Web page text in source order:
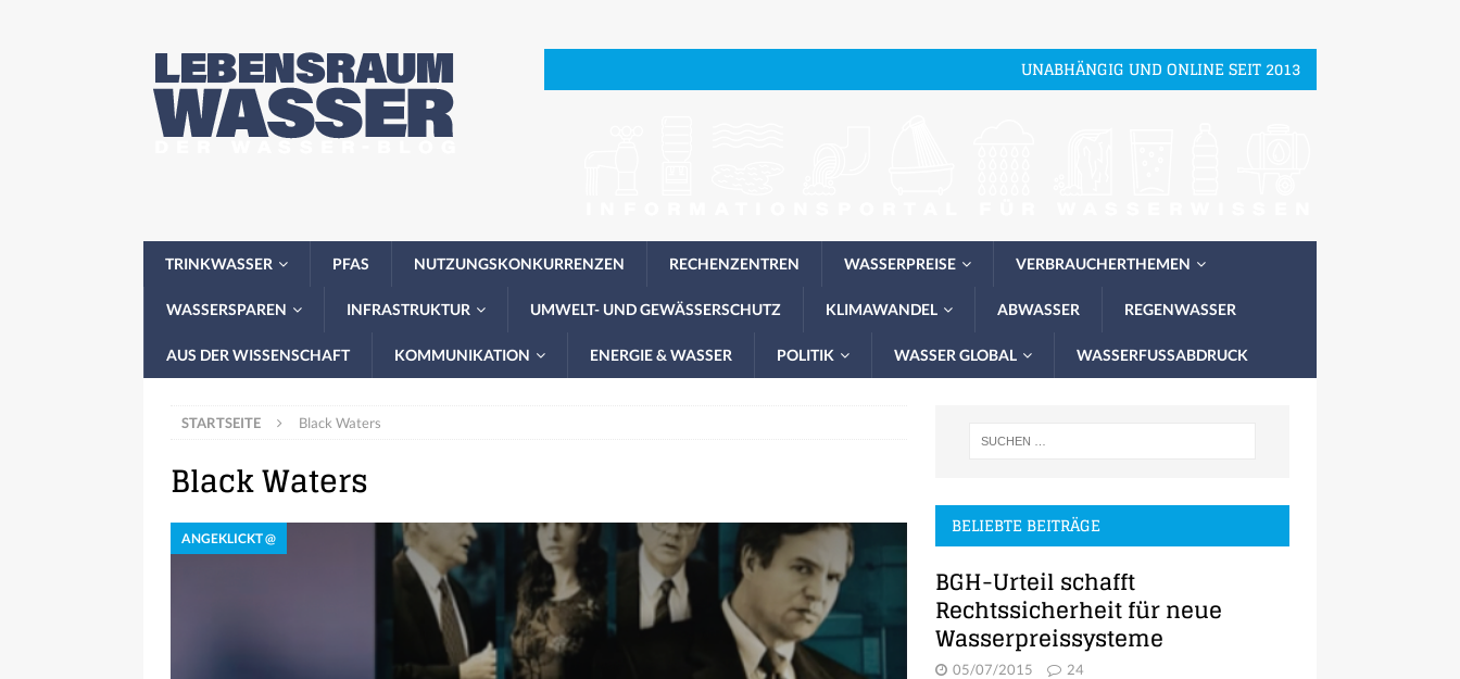
UNABHÄNGIG UND ONLINE SEIT 2013
TRINKWASSER PFAS NUTZUNGSKONKURRENZEN RECHENZENTREN WASSERPREISE VERBRAUCHERTHEMEN
WASSERSPAREN INFRASTRUKTUR UMWELT- UND GEWÄSSERSCHUTZ KLIMAWANDEL ABWASSER REGENWASSER
AUS DER WISSENSCHAFT KOMMUNIKATION ENERGIE & WASSER POLITIK WASSER GLOBAL WASSERFUSSABDRUCK
STARTSEITE Black Waters
Black Waters
ANGEKLICKT @ BELIEBTE BEITRÄGE
BGH-Urteil schafft
Rechtssicherheit für neue
Wasserpreissysteme
05/07/2015 24